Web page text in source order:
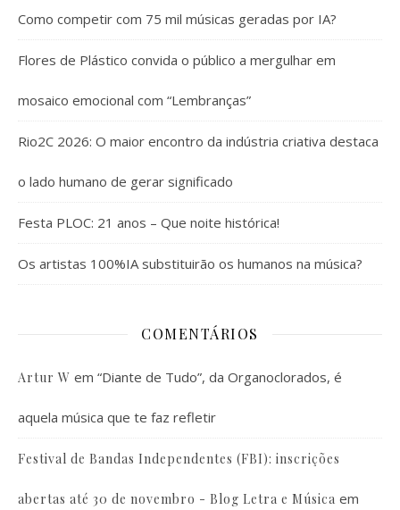
Como competir com 75 mil músicas geradas por IA?
Flores de Plástico convida o público a mergulhar em
mosaico emocional com “Lembranças”
Rio2C 2026: O maior encontro da indústria criativa destaca
o lado humano de gerar significado
Festa PLOC: 21 anos – Que noite histórica!
Os artistas 100%IA substituirão os humanos na música?
COMENTÁRIOS
Artur W em “Diante de Tudo”, da Organoclorados, é
aquela música que te faz refletir
Festival de Bandas Independentes (FBI): inscrições
abertas até 30 de novembro - Blog Letra e Música em